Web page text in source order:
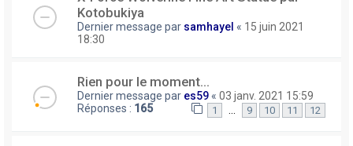
Kotobukiya
Dernier message par samhayel « 15 juin 2021
18:30
Rien pour le moment...
Dernier message par es59 « 03 janv. 2021 15:59
Réponses : 165 1 9 10 11 12